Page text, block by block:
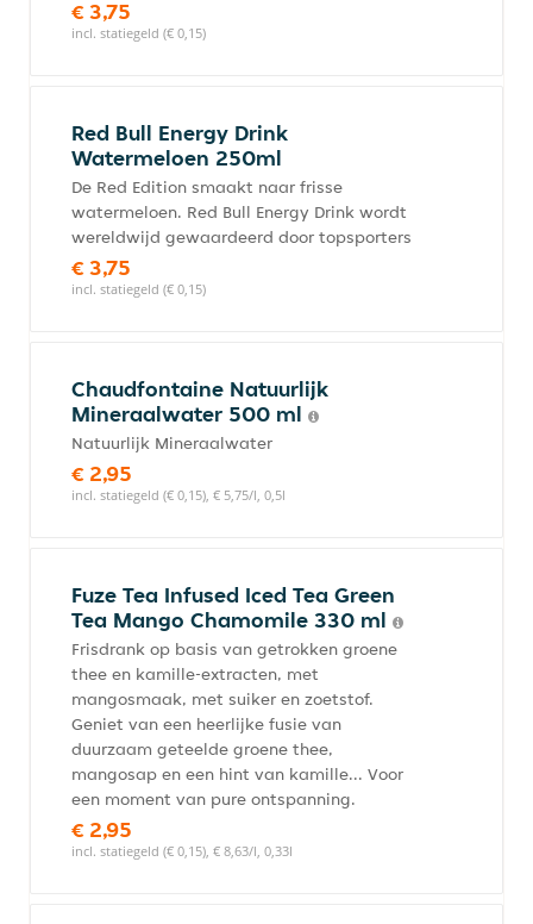
€ 3,75
incl. statiegeld (€ 0,15)
Red Bull Energy Drink
Watermeloen 250ml
De Red Edition smaakt naar frisse
watermeloen. Red Bull Energy Drink wordt
wereldwijd gewaardeerd door topsporters
€ 3,75
incl. statiegeld (€ 0,15)
Chaudfontaine Natuurlijk
Mineraalwater 500 ml
Natuurlijk Mineraalwater
€ 2,95
incl. statiegeld (€ 0,15), € 5,75/l, 0,5l
Fuze Tea Infused Iced Tea Green
Tea Mango Chamomile 330 ml
Frisdrank op basis van getrokken groene
thee en kamille-extracten, met
mangosmaak, met suiker en zoetstof.
Geniet van een heerlijke fusie van
duurzaam geteelde groene thee,
mangosap en een hint van kamille... Voor
een moment van pure ontspanning.
€ 2,95
incl. statiegeld (€ 0,15), € 8,63/l, 0,33l